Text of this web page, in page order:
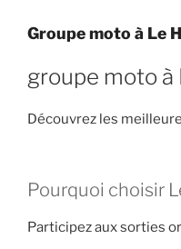
Groupe moto à Le
groupe moto à
Découvrez les
Pourquoi choisir
Participez aux sorties